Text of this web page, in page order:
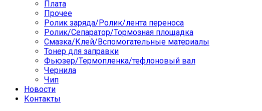
Плата
Прочее
Ролик заряда/Ролик/лента переноса
Ролик/Сепаратор/Тормозная площадка
Смазка/Клей/Вспомогательные материалы
Тонер для заправки
Фьюзер/Термопленка/тефлоновый вал
Чернила
Чип
Новости
Контакты